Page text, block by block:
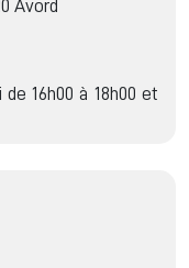
Avord
16h00 à 18h00 et